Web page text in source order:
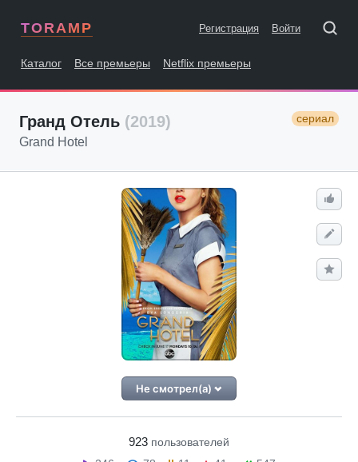
TORAMP Регистрация Войти
Каталог Все премьеры Netflix премьеры
Гранд Отель (2019) сериал
Grand Hotel
Не смотрел(а)
923 пользователей